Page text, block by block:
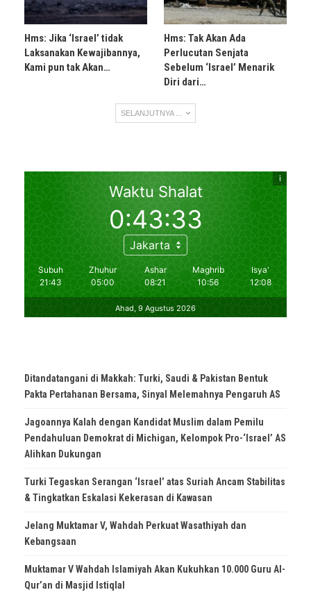
Hms: Jika ‘Israel’ tidak
Laksanakan Kewajibannya,
Kami pun tak Akan…
Hms: Tak Akan Ada
Perlucutan Senjata
Sebelum ‘Israel’ Menarik
Diri dari…
SELANJUTNYA ...
Ditandatangani di Makkah: Turki, Saudi & Pakistan Bentuk
Pakta Pertahanan Bersama, Sinyal Melemahnya Pengaruh AS
Jagoannya Kalah dengan Kandidat Muslim dalam Pemilu
Pendahuluan Demokrat di Michigan, Kelompok Pro-‘Israel’ AS
Alihkan Dukungan
Turki Tegaskan Serangan ‘Israel’ atas Suriah Ancam Stabilitas
& Tingkatkan Eskalasi Kekerasan di Kawasan
Jelang Muktamar V, Wahdah Perkuat Wasathiyah dan
Kebangsaan
Muktamar V Wahdah Islamiyah Akan Kukuhkan 10.000 Guru Al-
Qur’an di Masjid Istiqlal